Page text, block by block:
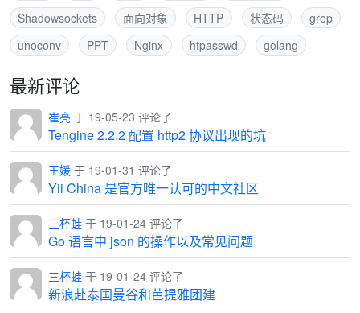
Shadowsockets
面向对象 HTTP 状态码
grep
unoconv
PPT Nginx htpasswd golang
最新评论
崔亮 于 19-05-23 评论了
Tengine 2.2.2 配置 http2 协议出现的坑
王媛 于 19-01-31 评论了
Yii China 是官方唯一认可的中文社区
三杯蛙 于 19-01-24 评论了
Go 语言中 json 的操作以及常见问题
三杯蛙 于 19-01-24 评论了
新浪赴泰国曼谷和芭提雅团建